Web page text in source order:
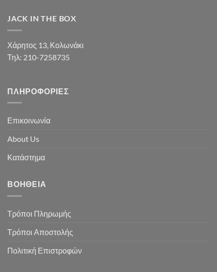
JACK IN THE BOX
Χάρητος 13, Κολωνάκι
Τηλ: 210-7258735
ΠΛΗΡΟΦΟΡΊΕΣ
Επικοινωνία
About Us
Κατάστημα
ΒΟΉΘΕΙΑ
Τρόποι Πληρωμής
Τρόποι Αποστολής
Πολιτική Επιστροφών